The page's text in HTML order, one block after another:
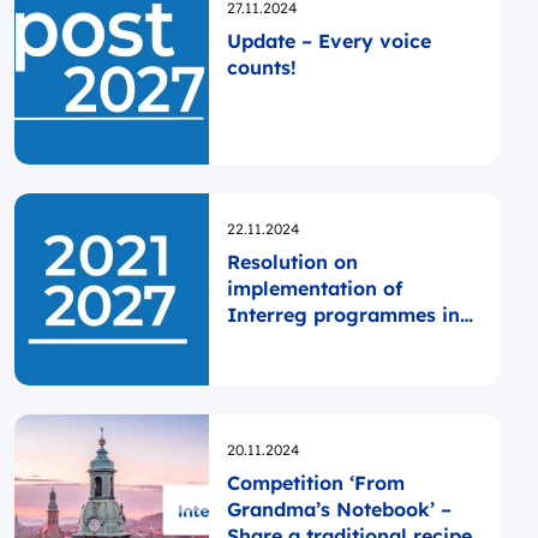
27.11.2024
Update – Every voice
counts!
Opublikowano
22.11.2024
Resolution on
implementation of
Interreg programmes in
Opublikowano
20.11.2024
Competition ‘From
Grandma’s Notebook’ –